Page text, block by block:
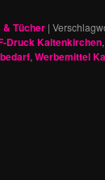
& Tücher |
Druck Kaltenkirchen,
, Werbemittel